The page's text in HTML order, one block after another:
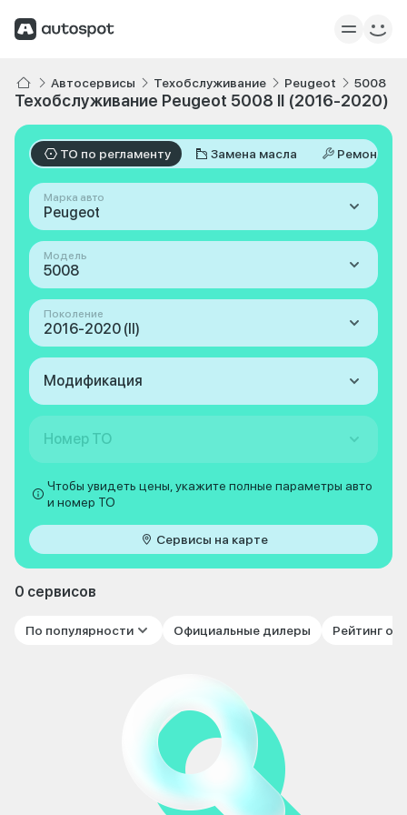
Автосервисы Техобслуживание Peugeot 5008
Техобслуживание Peugeot 5008 II (2016-2020)
ТО по регламенту Замена масла Ремонт
Марка авто
Peugeot
Модель
5008
Поколение
2016-2020 (II)
Модификация
Номер ТО
Чтобы увидеть цены, укажите полные параметры авто
и номер ТО
Сервисы на карте
0 сервисов
По популярности Официальные дилеры Рейтинг